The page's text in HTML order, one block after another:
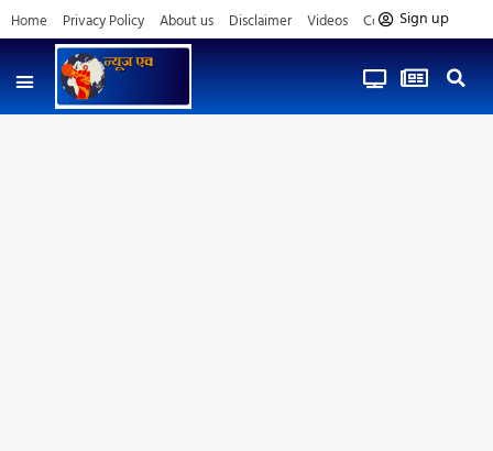
Home Privacy Policy About us Disclaimer Videos Contact us
Sign up